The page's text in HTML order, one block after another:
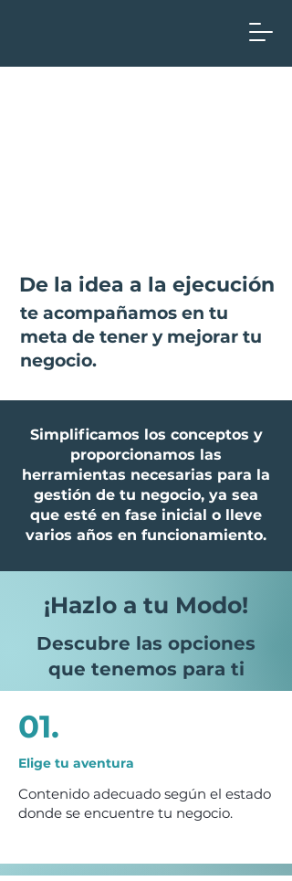
De la idea a la ejecución
te acompañamos en tu
meta de tener y mejorar tu
negocio.
Simplificamos los conceptos y
proporcionamos las
herramientas necesarias para la
gestión de tu negocio, ya sea
que esté en fase inicial o lleve
varios años en funcionamiento.
¡Hazlo a tu Modo!
Descubre las opciones
que tenemos para ti
01.
Elige tu aventura
Contenido adecuado según el estado
donde se encuentre tu negocio.